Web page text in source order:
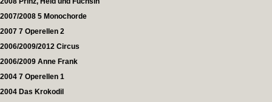
2007/2008 5 Monochorde
2007 7 Operellen 2
2006/2009/2012 Circus
2006/2009 Anne Frank
2004 7 Operellen 1
2004 Das Krokodil